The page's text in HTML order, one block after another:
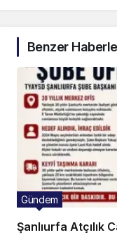
Benzer
Şanlıurfa Atçılık
Gündem